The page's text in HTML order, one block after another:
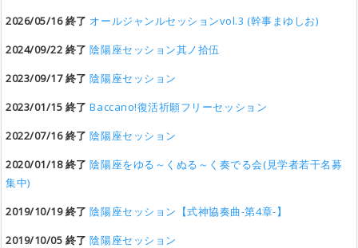
2026/05/16 終了 オールジャンルセッションvol.3 (幹事まゆしお)
2024/09/22 終了 陰陽座セッション其ノ拾伍
2023/09/17 終了 陰陽座セッション
2023/01/15 終了 Baccano!復活祈願フリーセッション
2022/07/16 終了 陰陽座セッション
2020/01/18 終了 陰陽座をゆる～くぬる～く奏でる会(見学者若干名募
集中)
2019/10/19 終了 陰陽座セッション【式神協奏曲-第4章-】
2019/10/05 終了 陰陽座セッション